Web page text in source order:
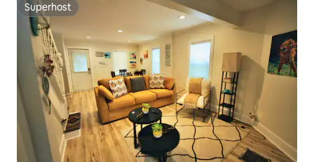
Superhost
Superhost